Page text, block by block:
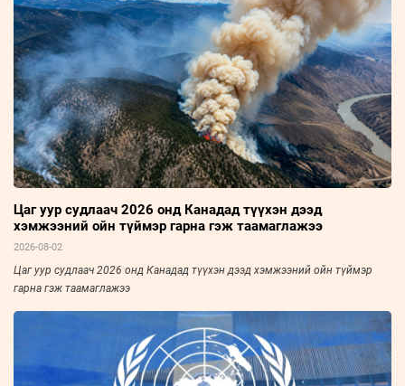
Цаг уур судлаач 2026 онд Канадад түүхэн дээд
хэмжээний ойн түймэр гарна гэж таамаглажээ
2026-08-02
Цаг уур судлаач 2026 онд Канадад түүхэн дээд хэмжээний ойн түймэр
гарна гэж таамаглажээ